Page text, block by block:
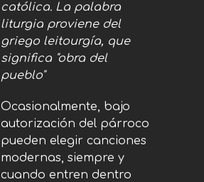
católica. La palabra
liturgia proviene del
griego leitourgía, que
significa "obra del
pueblo"
Ocasionalmente, bajo
autorización del párroco
pueden elegir canciones
modernas, siempre y
cuando entren dentro